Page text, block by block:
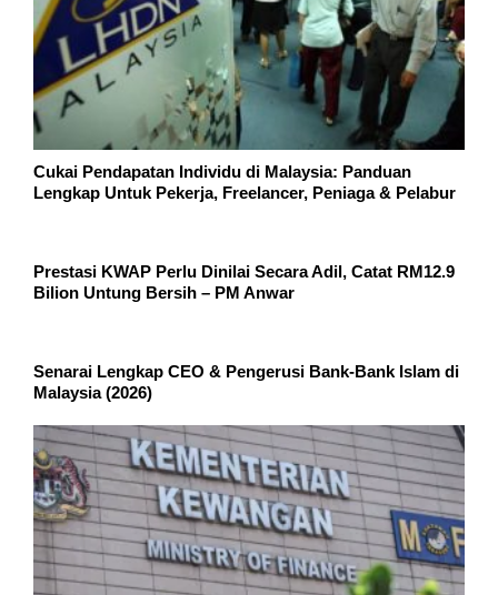
Cukai Pendapatan Individu di Malaysia: Panduan
Lengkap Untuk Pekerja, Freelancer, Peniaga & Pelabur
Prestasi KWAP Perlu Dinilai Secara Adil, Catat RM12.9
Bilion Untung Bersih – PM Anwar
Senarai Lengkap CEO & Pengerusi Bank-Bank Islam di
Malaysia (2026)